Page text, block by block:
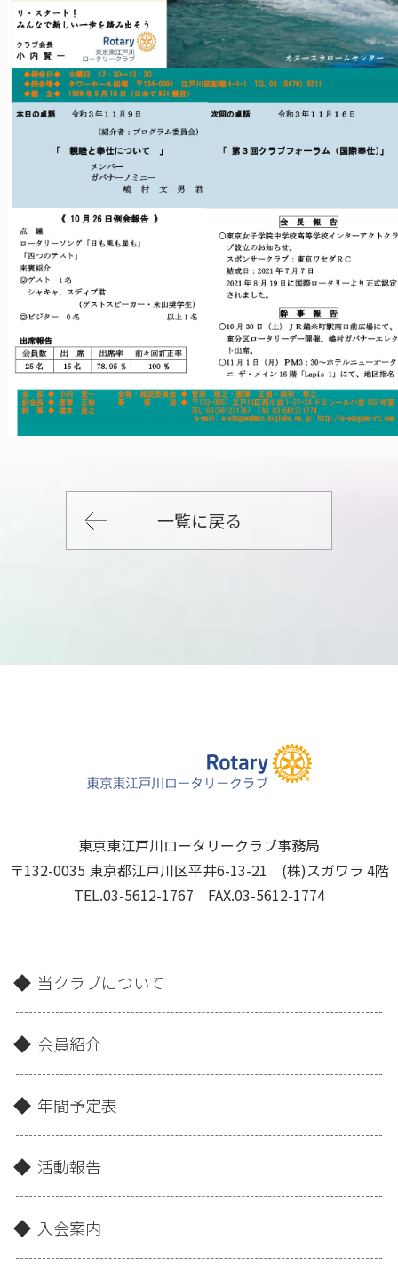
一覧に戻る
東京東江戸川ロータリークラブ事務局
〒132-0035 東京都江戸川区平井6-13-21 (株)スガワラ 4階
TEL.03-5612-1767 FAX.03-5612-1774
当クラブについて
会員紹介
年間予定表
活動報告
入会案内